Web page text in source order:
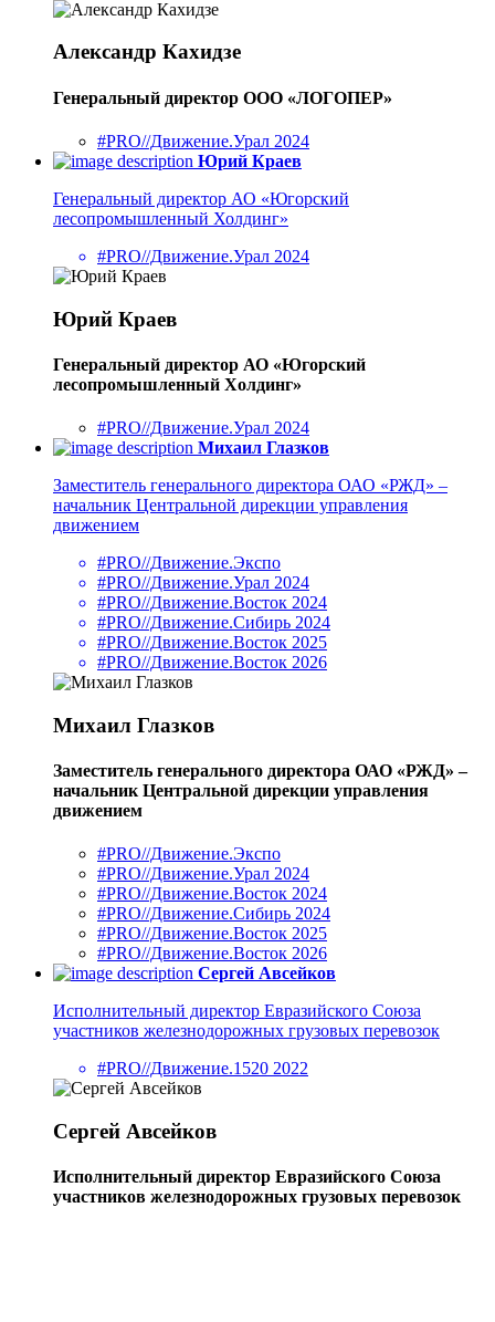
Александр Кахидзе
Генеральный директор ООО «ЛОГОПЕР»
#PRO//Движение.Урал 2024
Юрий Краев
Генеральный директор АО «Югорский
лесопромышленный Холдинг»
#PRO//Движение.Урал 2024
Юрий Краев
Генеральный директор АО «Югорский
лесопромышленный Холдинг»
#PRO//Движение.Урал 2024
Михаил Глазков
Заместитель генерального директора ОАО «РЖД» –
начальник Центральной дирекции управления
движением
#PRO//Движение.Экспо
#PRO//Движение.Урал 2024
#PRO//Движение.Восток 2024
#PRO//Движение.Сибирь 2024
#PRO//Движение.Восток 2025
#PRO//Движение.Восток 2026
Михаил Глазков
Заместитель генерального директора ОАО «РЖД» –
начальник Центральной дирекции управления
движением
#PRO//Движение.Экспо
#PRO//Движение.Урал 2024
#PRO//Движение.Восток 2024
#PRO//Движение.Сибирь 2024
#PRO//Движение.Восток 2025
#PRO//Движение.Восток 2026
Сергей Авсейков
Исполнительный директор Евразийского Союза
участников железнодорожных грузовых перевозок
#PRO//Движение.1520 2022
Сергей Авсейков
Исполнительный директор Евразийского Союза
участников железнодорожных грузовых перевозок